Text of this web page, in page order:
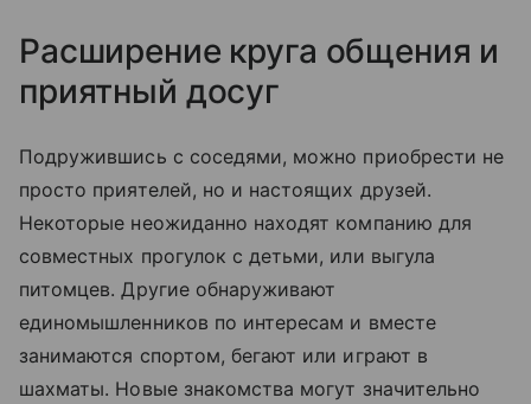
Расширение круга общения и
приятный досуг
Подружившись с соседями, можно приобрести не
просто приятелей, но и настоящих друзей.
Некоторые неожиданно находят компанию для
совместных прогулок с детьми, или выгула
питомцев. Другие обнаруживают
единомышленников по интересам и вместе
занимаются спортом, бегают или играют в
шахматы. Новые знакомства могут значительно